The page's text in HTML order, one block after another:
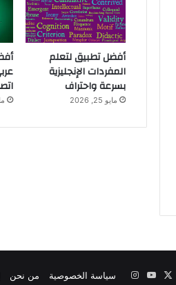
أفضل تطبيق لتعلم
المفردات الإنجليزية
بسرعة واحتراف
مايو 25, 2026
سياسة الخصوصية من نحن فيسبوك ‫YouTubeانستقرام